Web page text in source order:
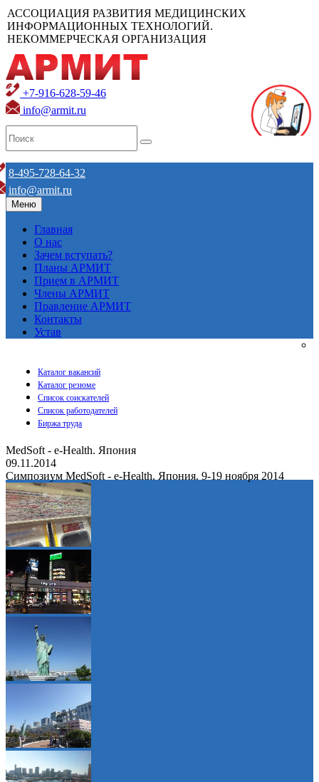
АССОЦИАЦИЯ РАЗВИТИЯ МЕДИЦИНСКИХ
ИНФОРМАЦИОННЫХ ТЕХНОЛОГИЙ.
НЕКОММЕРЧЕСКАЯ ОРГАНИЗАЦИЯ
+7-916-628-59-46
info@armit.ru
8-495-728-64-32
info@armit.ru
Меню
Главная
О нас
Зачем вступать?
Планы АРМИТ
Прием в АРМИТ
Члены АРМИТ
Правление АРМИТ
Контакты
Устав
Каталог вакансий
Каталог резюме
Список соискателей
Список работодателей
Биржа труда
MedSoft - e-Health. Япония
09.11.2014
Симпозиум MedSoft - e-Health. Япония. 9-19 ноября 2014